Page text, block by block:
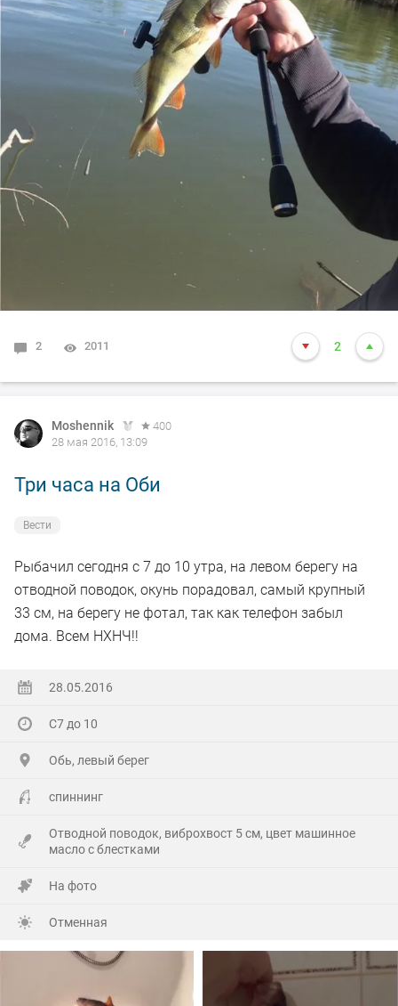
2 2011 2
Moshennik
400
28 мая 2016, 13:09
Три часа на Оби
Вести
Рыбачил сегодня с 7 до 10 утра, на левом берегу на
отводной поводок, окунь порадовал, самый крупный
33 см, на берегу не фотал, так как телефон забыл
дома. Всем НХНЧ!!
28.05.2016
С7 до 10
Обь, левый берег
спиннинг
Отводной поводок, виброхвост 5 см, цвет машинное
масло с блестками
На фото
Отменная